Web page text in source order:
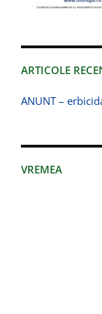
ARTICOLE
ANUNT –
VREMEA